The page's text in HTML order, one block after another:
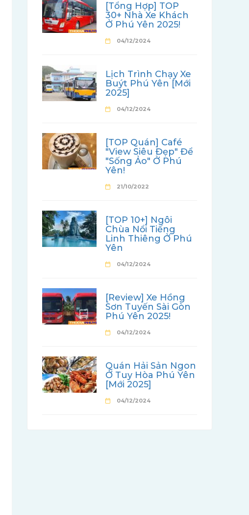
[Tổng Hợp] TOP
30+ Nhà Xe Khách
Ở Phú Yên 2025!
04/12/2024
Lịch Trình Chạy Xe
Buýt Phú Yên [Mới
2025]
04/12/2024
[TOP Quán] Café
"View Siêu Đẹp" Để
"Sống Ảo" Ở Phú
Yên!
21/10/2022
[TOP 10+] Ngôi
Chùa Nổi Tiếng
Linh Thiêng Ở Phú
Yên
04/12/2024
[Review] Xe Hồng
Sơn Tuyến Sài Gòn
Phú Yên 2025!
04/12/2024
Quán Hải Sản Ngon
Ở Tuy Hòa Phú Yên
[Mới 2025]
04/12/2024